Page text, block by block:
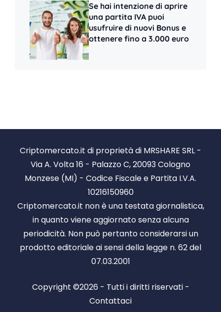
Se hai intenzione di aprire
una partita IVA puoi
usufruire di nuovi Bonus e
ottenere fino a 3.000 euro
Criptomercato.it di proprietà di MRSHARE SRL -
Via A. Volta 16 - Palazzo C, 20093 Cologno
Monzese (MI) - Codice Fiscale e Partita I.V.A.
10216150960
Criptomercato.it non è una testata giornalistica,
in quanto viene aggiornato senza alcuna
periodicità. Non può pertanto considerarsi un
prodotto editoriale ai sensi della legge n. 62 del
07.03.2001
Copyright ©2026 - Tutti i diritti riservati -
Contattaci